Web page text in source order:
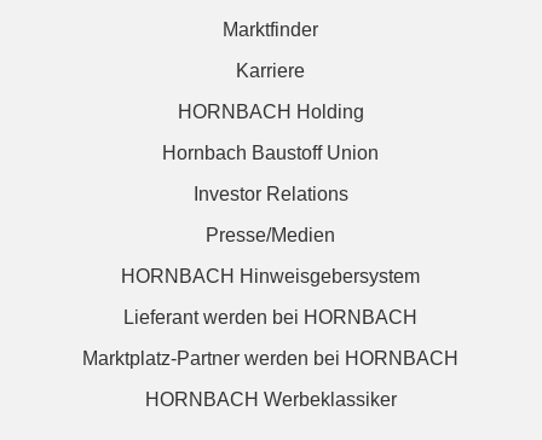
Marktfinder
Karriere
HORNBACH Holding
Hornbach Baustoff Union
Investor Relations
Presse/Medien
HORNBACH Hinweisgebersystem
Lieferant werden bei HORNBACH
Marktplatz-Partner werden bei HORNBACH
HORNBACH Werbeklassiker